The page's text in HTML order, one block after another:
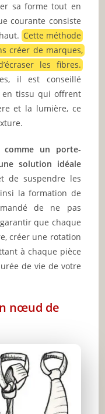
sa forme tout en
courante consiste
Cette méthode
créer de marques,
les fibres.
il est conseillé
en tissu qui offrent
et la lumière, ce
un porte-
solution idéale
de suspendre les
la formation de
de ne pas
que chaque
créer une rotation
à chaque pièce
de vie de votre
nœud de